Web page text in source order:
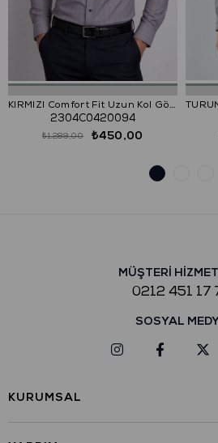
KIRMIZI Comfort Fit Uzun Kol Gömlek
2304C0420094
₺450,00
₺1.289,00
MÜŞTERİ
0212 451 17
SOSYAL
KURUMSAL